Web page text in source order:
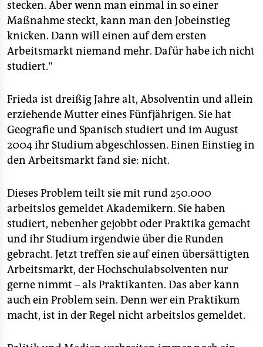
genossenschaft
epaper login
stecken. Aber wenn man einmal in so einer
Maßnahme steckt, kann man den Jobeinstieg
knicken. Dann will einen auf dem ersten
Arbeitsmarkt niemand mehr. Dafür habe ich nicht
studiert.“
Frieda ist dreißig Jahre alt, Absolventin und allein
erziehende Mutter eines Fünfjährigen. Sie hat
Geografie und Spanisch studiert und im August
2004 ihr Studium abgeschlossen. Einen Einstieg in
den Arbeitsmarkt fand sie: nicht.
Dieses Problem teilt sie mit rund 250.000
arbeitslos gemeldet Akademikern. Sie haben
studiert, nebenher gejobbt oder Praktika gemacht
und ihr Studium irgendwie über die Runden
gebracht. Jetzt treffen sie auf einen übersättigten
Arbeitsmarkt, der Hochschulabsolventen nur
gerne nimmt – als Praktikanten. Das aber kann
auch ein Problem sein. Denn wer ein Praktikum
macht, ist in der Regel nicht arbeitslos gemeldet.